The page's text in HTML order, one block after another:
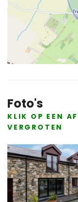
Foto's
KLIK OP EEN
VERGROTEN